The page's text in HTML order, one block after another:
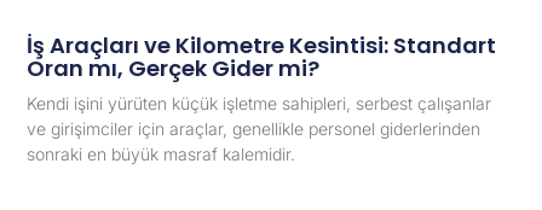
İş Araçları ve Kilometre Kesintisi: Standart
Oran mı, Gerçek Gider mi?
Kendi işini yürüten küçük işletme sahipleri, serbest çalışanlar
ve girişimciler için araçlar, genellikle personel giderlerinden
sonraki en büyük masraf kalemidir.